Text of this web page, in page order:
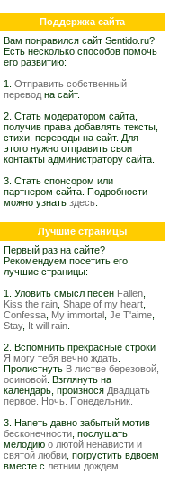
Поддержка сайта
Вам понравился сайт Sentido.ru?
Есть несколько способов помочь
его развитию:
1. Отправить собственный
перевод на сайт.
2. Стать модератором сайта,
получив права добавлять тексты,
стихи, переводы на сайт. Для
этого нужно отправить свои
контакты администратору сайта.
3. Стать спонсором или
партнером сайта. Подробности
можно узнать здесь
Лучшие страницы
Первый раз на сайте?
Рекомендуем посетить его
лучшие страницы:
1. Уловить смысл песен Fallen
Kiss the rain Shape of my heart
Confessa My immortal Je T'aime
Stay, It will rain
2. Вспомнить прекрасные строки
Я могу тебя вечно ждать
Пролистнуть В листве березовой,
осиновой . Взглянуть на
календарь, произнося Двадцать
первое. Ночь. Понедельник.
3. Напеть давно забытый мотив
бесконечности , послушать
мелодию о лютой ненависти и
святой любви , погрустить вдвоем
вместе с летним дождем